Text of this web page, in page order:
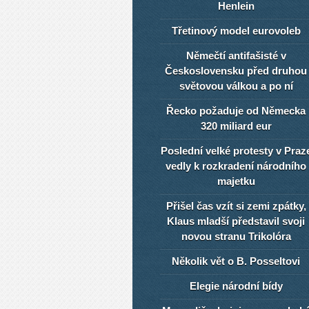
Henlein
Třetinový model eurovoleb
Němečtí antifašisté v
Československu před druhou
světovou válkou a po ní
Řecko požaduje od Německa
320 miliard eur
Poslední velké protesty v
vedly k rozkradení národního
majetku
Přišel čas vzít si zemi zpátky,
Klaus mladší představil svoji
novou stranu Trikolóra
Několik vět o B. Posseltovi
Elegie národní bídy